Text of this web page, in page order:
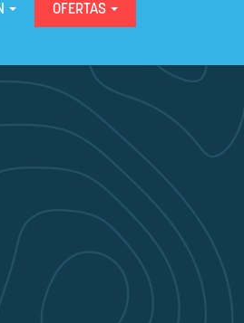
OFERTAS